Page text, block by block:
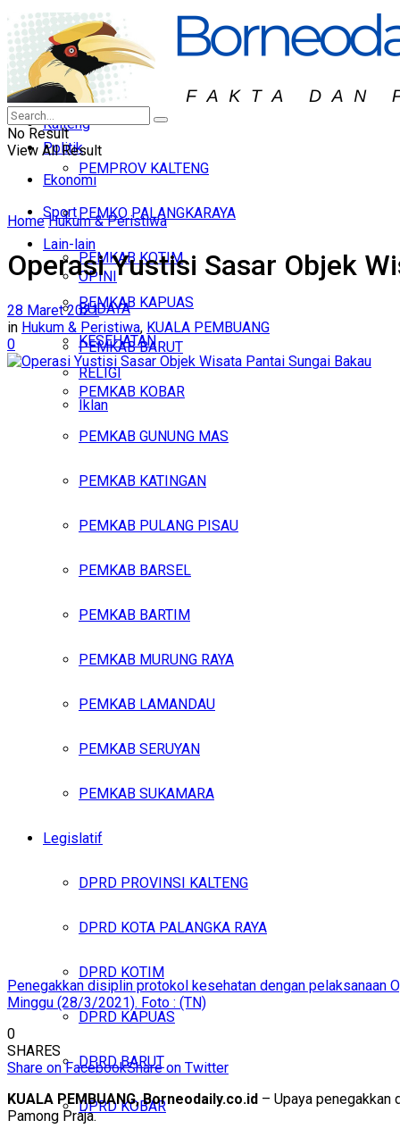
KALBAR
KALTIM
KALTARA
Nasional
Politik
Ekonomi
Sport
Lain-lain
OPINI
BUDAYA
KESEHATAN
RELIGI
Iklan
Headline
Hukum & Peristiwa
Kalteng
PEMPROV KALTENG
PEMKO PALANGKARAYA
PEMKAB KOTIM
PEMKAB KAPUAS
PEMKAB BARUT
PEMKAB KOBAR
PEMKAB GUNUNG MAS
PEMKAB KATINGAN
PEMKAB PULANG PISAU
PEMKAB BARSEL
PEMKAB BARTIM
PEMKAB MURUNG RAYA
PEMKAB LAMANDAU
PEMKAB SERUYAN
PEMKAB SUKAMARA
Legislatif
DPRD PROVINSI KALTENG
DPRD KOTA PALANGKA RAYA
DPRD KOTIM
DPRD KAPUAS
DPRD BARUT
DPRD KOBAR
No Result
View All Result
Home Hukum & Peristiwa
Operasi Yustisi Sasar Objek
28 Maret 2021
in Hukum & Peristiwa, KUALA PEMBUANG
0
Penegakkan disiplin protokol kesehatan dengan pelaksanaan
Minggu (28/3/2021). Foto : (TN)
0
SHARES
Share on FacebookShare on Twitter
KUALA PEMBUANG, Borneodaily.co.id – Upaya
Pamong Praja.